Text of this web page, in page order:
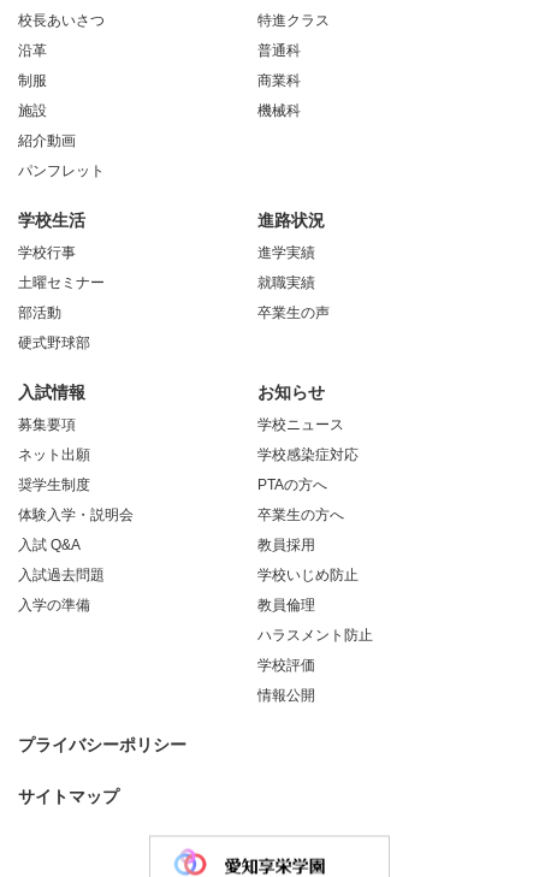
校長あいさつ
沿革
制服
施設
紹介動画
パンフレット
特進クラス
普通科
商業科
機械科
学校生活
学校行事
土曜セミナー
部活動
硬式野球部
進路状況
進学実績
就職実績
卒業生の声
入試情報
募集要項
ネット出願
奨学生制度
体験入学・説明会
入試 Q&A
入試過去問題
入学の準備
お知らせ
学校ニュース
学校感染症対応
PTAの方へ
卒業生の方へ
教員採用
学校いじめ防止
教員倫理
ハラスメント防止
学校評価
情報公開
プライバシーポリシー
サイトマップ